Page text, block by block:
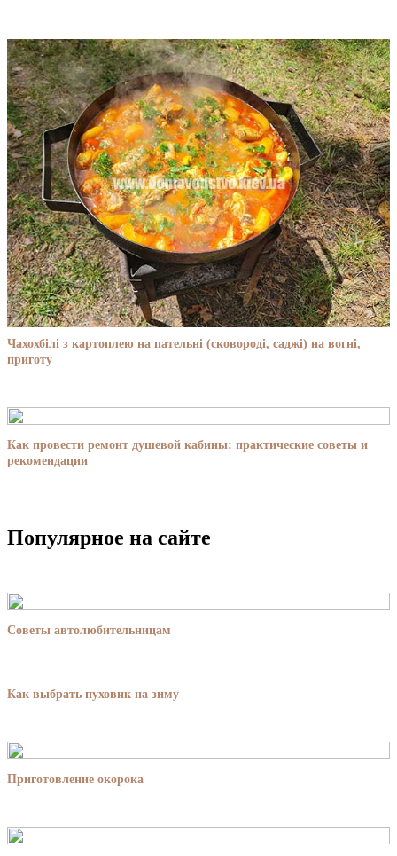
Чахохбілі з картоплею на пательні (сковороді, саджі) на вогні,
приготу
Как провести ремонт душевой кабины: практические советы и
рекомендации
Популярное на сайте
Советы автолюбительницам
Как выбрать пуховик на зиму
Приготовление окорока